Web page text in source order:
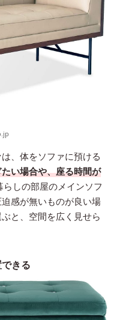
、体をソファに預ける
い場合や、座る時間が
らしの部屋のメインソフ
感が無いものが良い場
と、空間を広く見せら
きる